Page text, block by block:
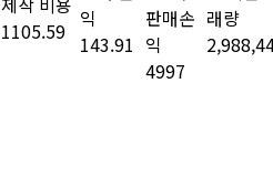
1105.59 익
143.91
판매손
익
4997
래량